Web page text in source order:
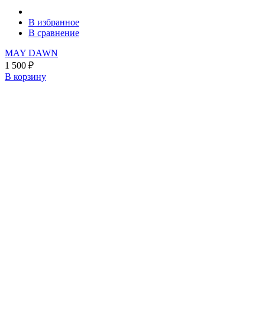
В избранное
В сравнение
MAY DAWN
1 500 ₽
В корзину